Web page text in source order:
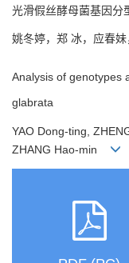
光滑假丝酵母菌基因分
姚冬婷，郑 冰，应春
Analysis of genotypes
glabrata
YAO Dong-ting,
ZHANG Hao-min